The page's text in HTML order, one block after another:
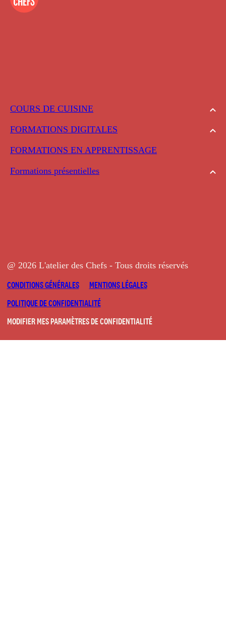
COURS DE CUISINE
FORMATIONS DIGITALES
FORMATIONS EN APPRENTISSAGE
Formations présentielles
@ 2026 L'atelier des Chefs - Tous droits réservés
CONDITIONS GÉNÉRALES
MENTIONS LÉGALES
POLITIQUE DE CONFIDENTIALITÉ
MODIFIER MES PARAMÈTRES DE CONFIDENTIALITÉ